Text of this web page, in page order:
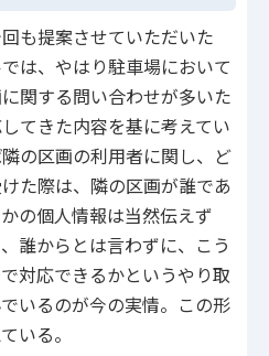
も提案させていただいた
は、やはり駐車場において
関する問い合わせが多いた
てきた内容を基に考えてい
の区画の利用者に関し、ど
た際は、隣の区画が誰であ
の個人情報は当然伝えず
誰からとは言わずに、こう
対応できるかというやり取
いるのが今の実情。この形
いる。